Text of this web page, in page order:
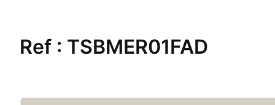
Ref : TSBMER01FAD